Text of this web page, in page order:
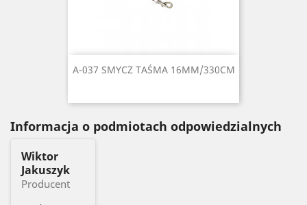
A-037 SMYCZ TAŚMA 16MM/330CM
Informacja o podmiotach odpowiedzialnych
Wiktor
Jakuszyk
Producent